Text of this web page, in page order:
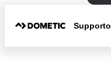
Supporto